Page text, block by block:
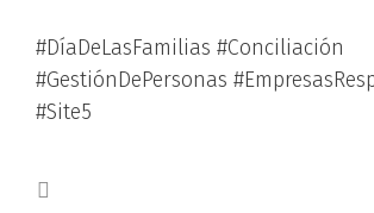
#DíaDeLasFamilias #Conciliación
#GestiónDePersonas
#Site5